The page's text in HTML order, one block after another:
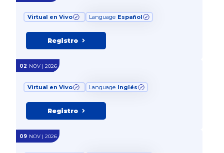
Virtual en Vivo Language Español
Registro
02 NOV | 2026
Virtual en Vivo Language Inglés
Registro
09 NOV | 2026